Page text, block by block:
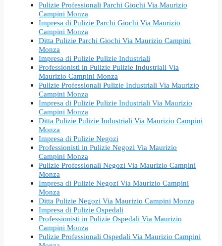
Pulizie Professionali Parchi Giochi Via Maurizio
Campini Monza
Impresa di Pulizie Parchi Giochi Via Maurizio
Campini Monza
Ditta Pulizie Parchi Giochi Via Maurizio Campini
Monza
Impresa di Pulizie Pulizie Industriali
Professionisti in Pulizie Pulizie Industriali Via
Maurizio Campini Monza
Pulizie Professionali Pulizie Industriali Via Maurizio
Campini Monza
Impresa di Pulizie Pulizie Industriali Via Maurizio
Campini Monza
Ditta Pulizie Pulizie Industriali Via Maurizio Campini
Monza
Impresa di Pulizie Negozi
Professionisti in Pulizie Negozi Via Maurizio
Campini Monza
Pulizie Professionali Negozi Via Maurizio Campini
Monza
Impresa di Pulizie Negozi Via Maurizio Campini
Monza
Ditta Pulizie Negozi Via Maurizio Campini Monza
Impresa di Pulizie Ospedali
Professionisti in Pulizie Ospedali Via Maurizio
Campini Monza
Pulizie Professionali Ospedali Via Maurizio Campini